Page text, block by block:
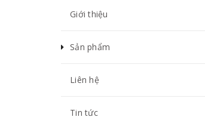
Giới thiệu
Sản phẩm
Liên hệ
Tin tức